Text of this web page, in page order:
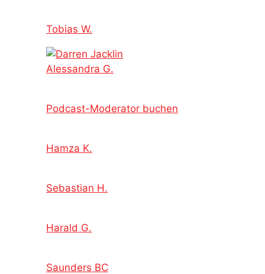
Tobias W.
Alessandra G.
Podcast-Moderator buchen
Hamza K.
Sebastian H.
Harald G.
Saunders BC